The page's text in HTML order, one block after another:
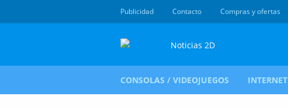
Publicidad Contacto Compras y ofertas
CONSOLAS / VIDEOJUEGOS INTERNET